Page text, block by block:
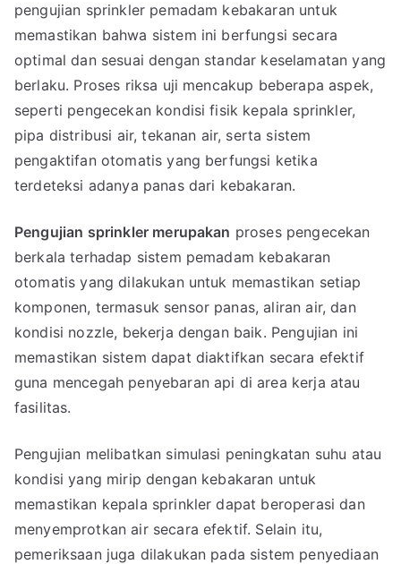
pengujian sprinkler pemadam kebakaran untuk
memastikan bahwa sistem ini berfungsi secara
optimal dan sesuai dengan standar keselamatan yang
berlaku. Proses riksa uji mencakup beberapa aspek,
seperti pengecekan kondisi fisik kepala sprinkler,
pipa distribusi air, tekanan air, serta sistem
pengaktifan otomatis yang berfungsi ketika
terdeteksi adanya panas dari kebakaran.
Pengujian sprinkler merupakan proses pengecekan
berkala terhadap sistem pemadam kebakaran
otomatis yang dilakukan untuk memastikan setiap
komponen, termasuk sensor panas, aliran air, dan
kondisi nozzle, bekerja dengan baik. Pengujian ini
memastikan sistem dapat diaktifkan secara efektif
guna mencegah penyebaran api di area kerja atau
fasilitas.
Pengujian melibatkan simulasi peningkatan suhu atau
kondisi yang mirip dengan kebakaran untuk
memastikan kepala sprinkler dapat beroperasi dan
menyemprotkan air secara efektif. Selain itu,
pemeriksaan juga dilakukan pada sistem penyediaan